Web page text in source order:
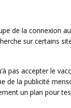
de la connexion
sur certains
pas accepter le
de la publicité
un plan pour